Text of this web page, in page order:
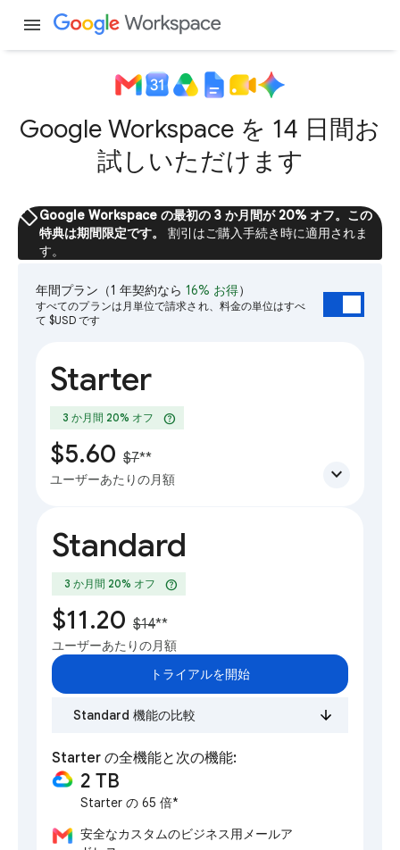
menu
Google Workspace を 14 日間お
試しいただけます
sellGoogle Workspace の最初の 3 か月間が 20% オフ。この
特典は期間限定です。
割引はご購入手続き時に適用されま
す。
年間プラン （1 年契約なら 16% お得）
すべてのプランは月単位で請求され、料金の単位はすべ
て $USD です
Starter
3 か月間 20% オフ help
$5.60 $7**
ユーザーあたりの月額 expand_more
Standard
3 か月間 20% オフ help
$11.20 $14**
ユーザーあたりの月額
トライアルを開始
Standard 機能の比較
Starter の全機能と次の機能:
2 TB
Starter の 65 倍*
安全なカスタムのビジネス用メールア